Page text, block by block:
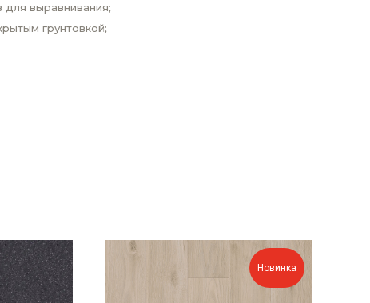
выравнивания;
грунтовкой;
Новинка